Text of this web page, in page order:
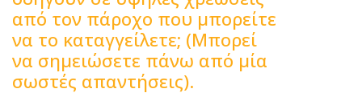
από τον πάροχο που μπορείτε
να το καταγγείλετε; (Μπορεί
να σημειώσετε πάνω από μία
σωστές απαντήσεις).